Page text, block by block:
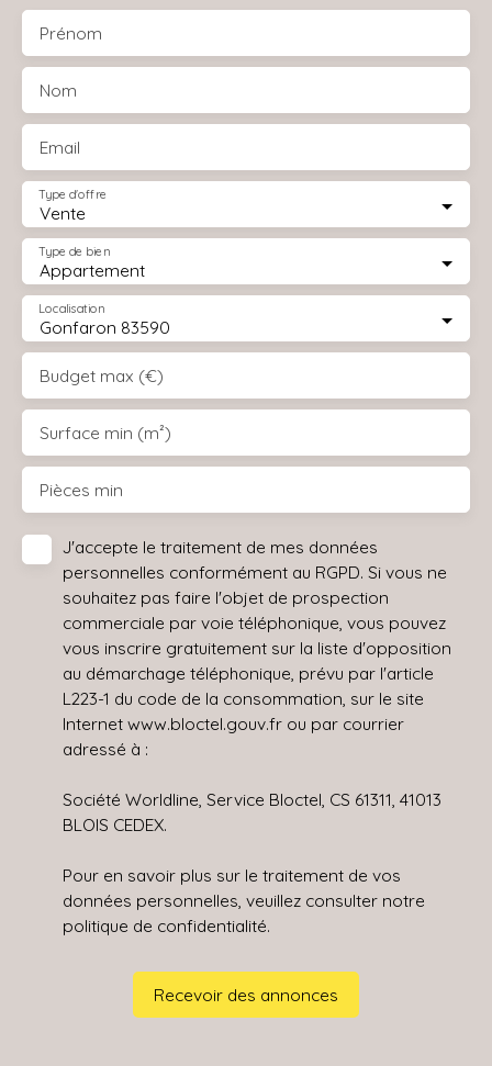
Prénom
Nom
Email
Vente
Type d'offre
Appartement
Type de bien
Gonfaron 83590
Localisation
Budget max (€)
Surface min (m²)
Pièces min
J'accepte le traitement de mes données
personnelles conformément au RGPD. Si vous ne
souhaitez pas faire l'objet de prospection
commerciale par voie téléphonique, vous pouvez
vous inscrire gratuitement sur la liste d'opposition
au démarchage téléphonique, prévu par l'article
L223-1 du code de la consommation, sur le site
Internet www.bloctel.gouv.fr ou par courrier
adressé à :
Société Worldline, Service Bloctel, CS 61311, 41013
BLOIS CEDEX.
Pour en savoir plus sur le traitement de vos
données personnelles, veuillez consulter notre
politique de confidentialité.
Recevoir des annonces